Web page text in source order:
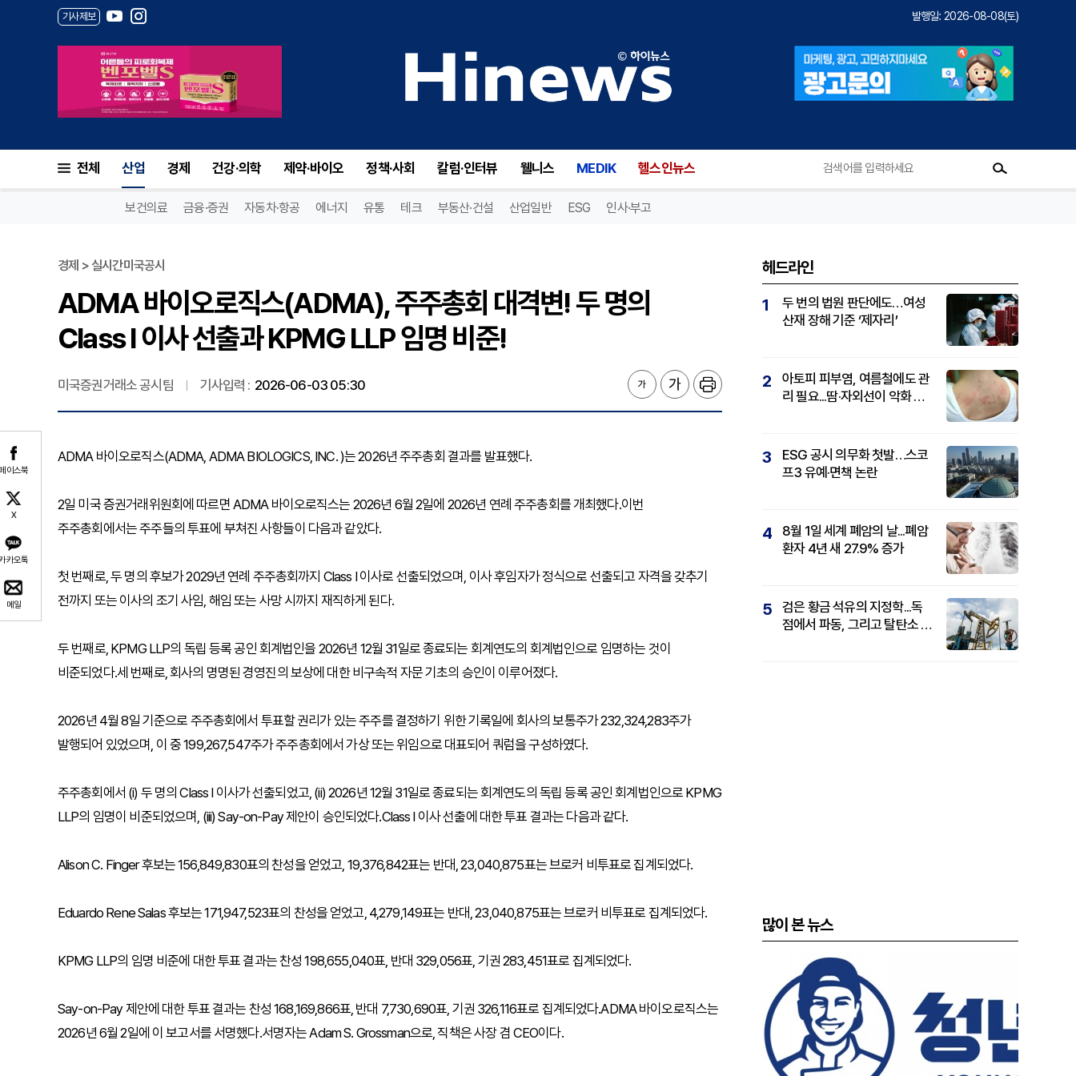
기사제보 발행일: 2026-08-08(토)
전체 산업 경제 건강·의학 제약·바이오 정책·사회 칼럼·인터뷰 웰니스 MEDIK 헬스인뉴스
보건의료 금융·증권 자동차·항공 에너지 유통 테크 부동산·건설 산업일반 ESG 인사·부고
이스북
X
카오톡
메일
경제 > 실시간미국공시
ADMA 바이오로직스(ADMA), 주주총회 대격변! 두 명의
Class I 이사 선출과 KPMG LLP 임명 비준!
미국증권거래소 공시팀 기사입력 : 2026-06-03 05:30
ADMA 바이오로직스(ADMA, ADMA BIOLOGICS, INC. )는 2026년 주주총회 결과를 발표했다.
2일 미국 증권거래위원회에 따르면 ADMA 바이오로직스는 2026년 6월 2일에 2026년 연례 주주총회를 개최했다.이번
주주총회에서는 주주들의 투표에 부쳐진 사항들이 다음과 같았다.
첫 번째로, 두 명의 후보가 2029년 연례 주주총회까지 Class I 이사로 선출되었으며, 이사 후임자가 정식으로 선출되고 자격을 갖추기
전까지 또는 이사의 조기 사임, 해임 또는 사망 시까지 재직하게 된다.
두 번째로, KPMG LLP의 독립 등록 공인 회계법인을 2026년 12월 31일로 종료되는 회계연도의 회계법인으로 임명하는 것이
비준되었다.세 번째로, 회사의 명명된 경영진의 보상에 대한 비구속적 자문 기초의 승인이 이루어졌다.
2026년 4월 8일 기준으로 주주총회에서 투표할 권리가 있는 주주를 결정하기 위한 기록일에 회사의 보통주가 232,324,283주가
발행되어 있었으며, 이 중 199,267,547주가 주주총회에서 가상 또는 위임으로 대표되어 쿼럼을 구성하였다.
주주총회에서 (i) 두 명의 Class I 이사가 선출되었고, (ii) 2026년 12월 31일로 종료되는 회계연도의 독립 등록 공인 회계법인으로 KPMG
LLP의 임명이 비준되었으며, (iii) Say-on-Pay 제안이 승인되었다.Class I 이사 선출에 대한 투표 결과는 다음과 같다.
Alison C. Finger 후보는 156,849,830표의 찬성을 얻었고, 19,376,842표는 반대, 23,040,875표는 브로커 비투표로 집계되었다.
Eduardo Rene Salas 후보는 171,947,523표의 찬성을 얻었고, 4,279,149표는 반대, 23,040,875표는 브로커 비투표로 집계되었다.
KPMG LLP의 임명 비준에 대한 투표 결과는 찬성 198,655,040표, 반대 329,056표, 기권 283,451표로 집계되었다.
Say-on-Pay 제안에 대한 투표 결과는 찬성 168,169,866표, 반대 7,730,690표, 기권 326,116표로 집계되었다.ADMA 바이오로직스는
2026년 6월 2일에 이 보고서를 서명했다.서명자는 Adam S. Grossman으로, 직책은 사장 겸 CEO이다.
헤드라인
1
두 번의 법원 판단에도…여성
산재 장해 기준 ‘제자리’
2
아토피 피부염, 여름철에도 관
리 필요...땀·자외선이 악화 요
3
ESG 공시 의무화 첫발…스코
프3 유예·면책 논란
4
8월 1일 세계 폐암의 날...폐암
환자 4년 새 27.9% 증가
5
검은 황금 석유의 지정학...독
점에서 파동, 그리고 탈탄소 패
많이 본 뉴스